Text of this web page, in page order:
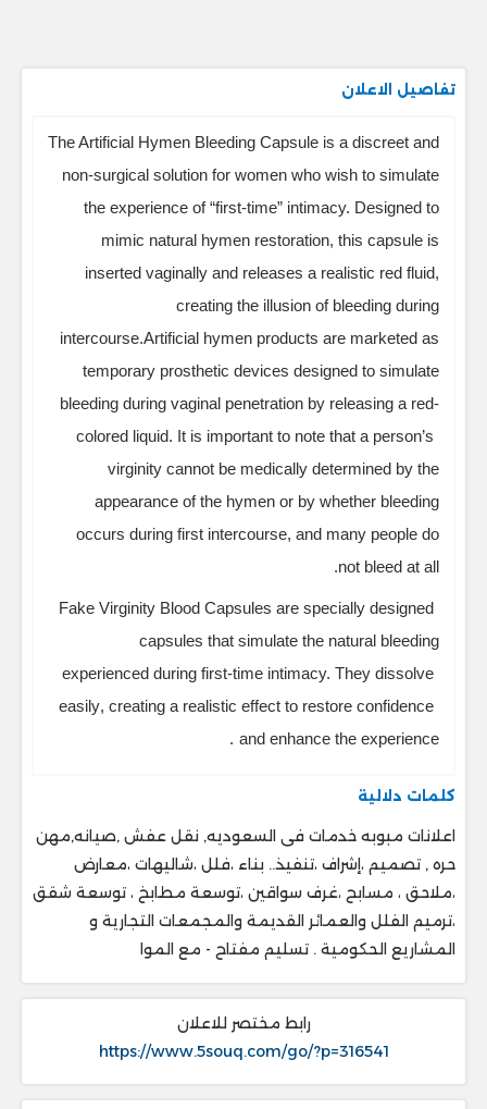
تفاصيل الاعلان
The Artificial Hymen Bleeding Capsule is a discreet and
non-surgical solution for women who wish to simulate
the experience of “first-time” intimacy. Designed to
mimic natural hymen restoration, this capsule is
inserted vaginally and releases a realistic red fluid,
creating the illusion of bleeding during
intercourse.Artificial hymen products are marketed as
temporary prosthetic devices designed to simulate
bleeding during vaginal penetration by releasing a red-
colored liquid. It is important to note that a person’s
virginity cannot be medically determined by the
appearance of the hymen or by whether bleeding
occurs during first intercourse, and many people do
not bleed at all.
Fake Virginity Blood Capsules are specially designed
capsules that simulate the natural bleeding
experienced during first-time intimacy. They dissolve
easily, creating a realistic effect to restore confidence
and enhance the experience
.
كلمات دلالية
اعلانات مبوبه خدمات فى السعوديه, نقل عفش ,صيانه,مهن
حره , تصميم ،إشراف ،تنفيذ.. ‎بناء ،فلل ،شاليهات ،معارض
،ملاحق ، ‎مسابح ،غرف سواقين ،توسعة مطابخ ، ‎توسعة شقق
،ترميم الفلل والعمائر القديمة والمجمعات التجارية و
المشاريع الحكومية . ‎تسليم مفتاح - مع الموا
رابط مختصر للاعلان
https://www.5souq.com/go/?p=316541